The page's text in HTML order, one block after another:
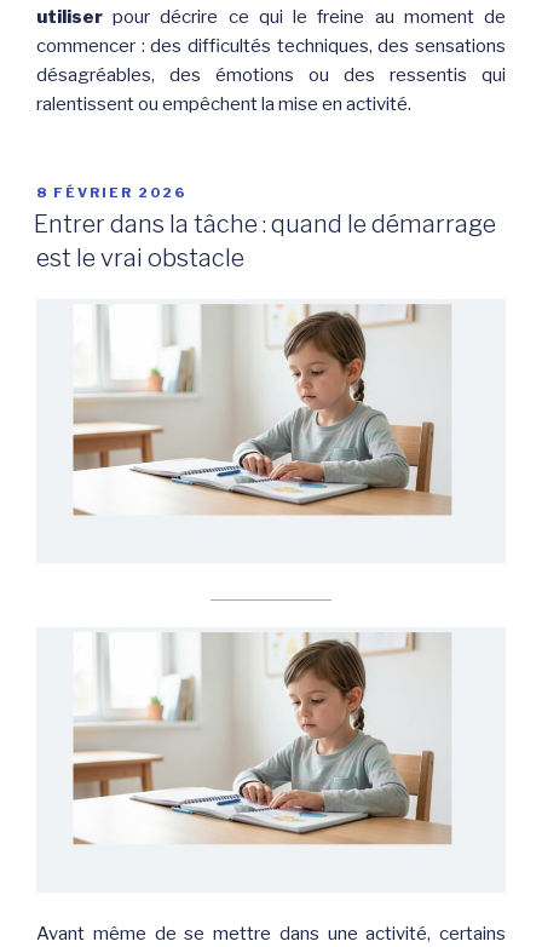
utiliser pour décrire ce qui le freine au moment de
commencer : des difficultés techniques, des sensations
désagréables, des émotions ou des ressentis qui
ralentissent ou empêchent la mise en activité.
PUBLIÉ
LE
8 FÉVRIER 2026
Entrer dans la tâche : quand le démarrage
est le vrai obstacle
Avant même de se mettre dans une activité, certains